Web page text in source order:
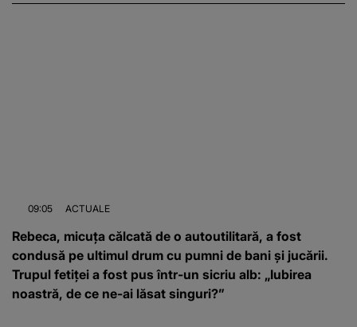
09:05 ACTUALE
Rebeca, micuța călcată de o autoutilitară, a fost
condusă pe ultimul drum cu pumni de bani și jucării.
Trupul fetiței a fost pus într-un sicriu alb: „Iubirea
noastră, de ce ne-ai lăsat singuri?”